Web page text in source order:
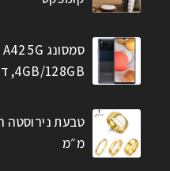
4GB/128GB, דואל סים
מ״מ